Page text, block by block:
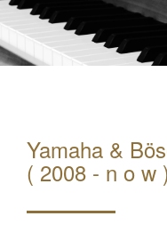
Yamaha &
( 2008 - n o w )